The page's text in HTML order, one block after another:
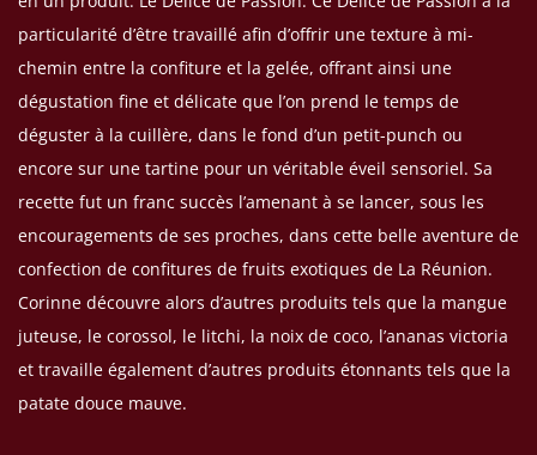
particularité d’être travaillé afin d’offrir une texture à mi-
chemin entre la confiture et la gelée, offrant ainsi une
dégustation fine et délicate que l’on prend le temps de
déguster à la cuillère, dans le fond d’un petit-punch ou
encore sur une tartine pour un véritable éveil sensoriel. Sa
recette fut un franc succès l’amenant à se lancer, sous les
encouragements de ses proches, dans cette belle aventure de
confection de confitures de fruits exotiques de La Réunion.
Corinne découvre alors d’autres produits tels que la mangue
juteuse, le corossol, le litchi, la noix de coco, l’ananas victoria
et travaille également d’autres produits étonnants tels que la
patate douce mauve.
promotionnelles. Consultez notre politique de
confidentialité
conditions d'utilisation